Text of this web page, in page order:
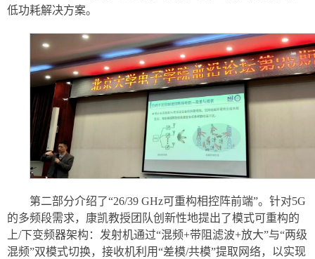
低功耗解决方案。
第二部分介绍了“26/39 GHz可重构相控阵前端”。针对5G
的多频段需求，康凯教授团队创新性地提出了模式可重构的
上/下变频器架构：发射机通过“混频+带阻滤波+放大”与“两级
混频”双模式切换，接收机利用“差模/共模”提取网络，以实现